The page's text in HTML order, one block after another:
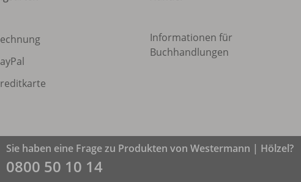
Informationen für
Buchhandlungen
Sie haben eine Frage zu Produkten von Westermann | Hölzel?
0800 50 10 14